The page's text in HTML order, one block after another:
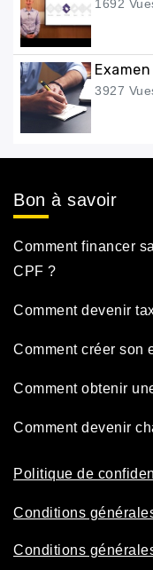
1692
3927
Bon à savoir
Comment financer
CPF ?
Comment devenir
Comment créer son
Comment obtenir
Comment devenir
Politique de
Conditions
Conditions